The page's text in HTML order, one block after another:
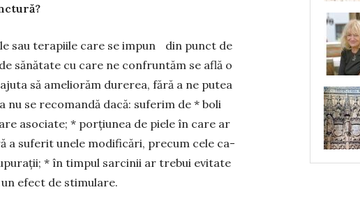
sau terapiile care se im­pun din punct de
să­nă­tate cu care ne con­fruntăm se află o
să ameliorăm ­du­re­rea, fără a ne putea
nu se recomandă dacă: suferim de * boli
asociate; * por­țiu­nea de piele în care ar
a suferit unele modi­ficări, precum cele ca­
* în timpul sarcinii ar trebui evi­tate
efect de stimulare.